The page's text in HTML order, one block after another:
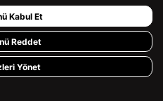
ET
Kabul Et
Reddet
Yönet